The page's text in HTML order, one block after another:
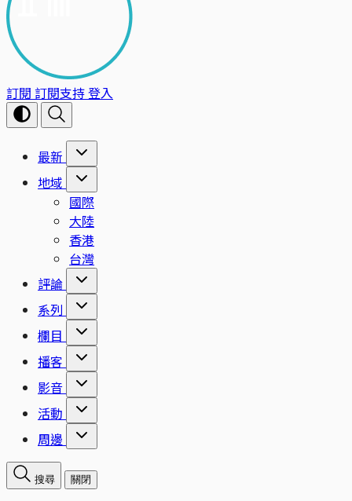
訂閱 訂閱支持登入
最新
地域
國際
大陸
香港
台灣
評論
系列
欄目
播客
影音
活動
周邊
搜尋 關閉